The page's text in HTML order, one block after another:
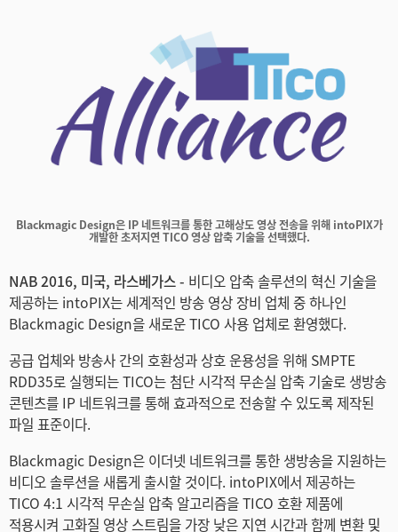
Denmark
Finland
Germany
Hong Kong SAR, China
India
Italy
Japan
Korea
Mexico
Malaysia
Blackmagic Design은 IP 네트워크를 통한 고해상도 영상 전송을 위해 intoPIX가
개발한 초저지연 TICO 영상 압축 기술을 선택했다.
NAB 2016, 미국, 라스베가스 - 비디오 압축 솔루션의 혁신 기술을
제공하는 intoPIX는 세계적인 방송 영상 장비 업체 중 하나인
Blackmagic Design을 새로운 TICO 사용 업체로 환영했다.
공급 업체와 방송사 간의 호환성과 상호 운용성을 위해 SMPTE
RDD35로 실행되는 TICO는 첨단 시각적 무손실 압축 기술로 생방송
콘텐츠를 IP 네트워크를 통해 효과적으로 전송할 수 있도록 제작된
파일 표준이다.
Blackmagic Design은 이더넷 네트워크를 통한 생방송을 지원하는
비디오 솔루션을 새롭게 출시할 것이다. intoPIX에서 제공하는
TICO 4:1 시각적 무손실 압축 알고리즘을 TICO 호환 제품에
적용시켜 고화질 영상 스트림을 가장 낮은 지연 시간과 함께 변환 및